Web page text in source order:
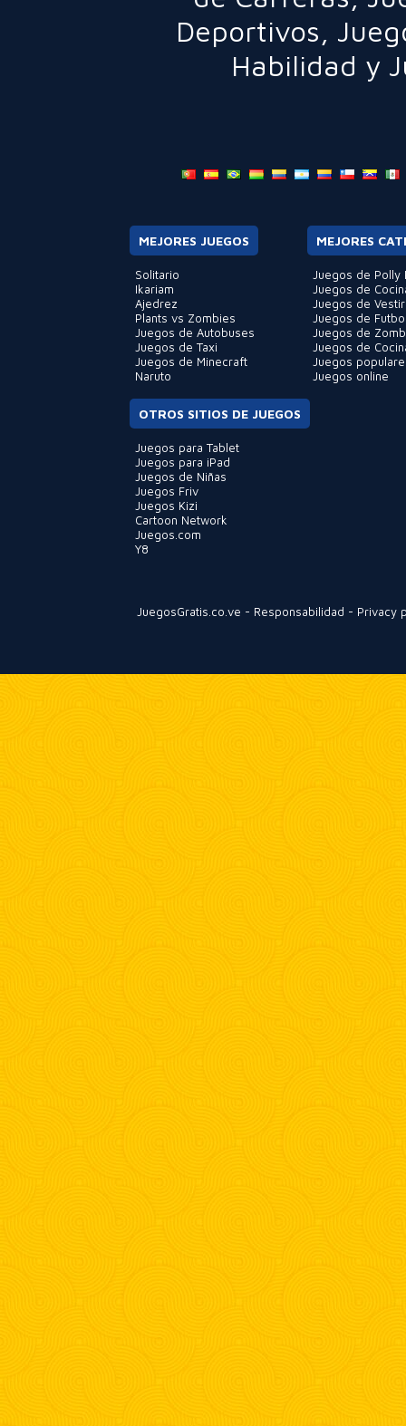
Deportivos,
Habilidad y
MEJORES JUEGOS
Solitario
Ikariam
Ajedrez
Plants vs Zombies
Juegos de Autobuses
Juegos de Taxi
Juegos de Minecraft
Naruto
MEJORES
Juegos de Polly
Juegos de
Juegos de Vestir
Juegos de
Juegos de
Juegos de
Juegos
Juegos online
OTROS SITIOS DE JUEGOS
Juegos para Tablet
Juegos para iPad
Juegos de Niñas
Juegos Friv
Juegos Kizi
Cartoon Network
Juegos.com
Y8
JuegosGratis.co.ve - Responsabilidad - Privacy